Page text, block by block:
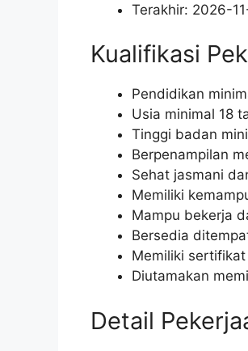
Terakhir: 2026-
Kualifikasi
Pendidikan
Usia minimal 18
Tinggi badan
Berpenampilan
Sehat jasmani
Memiliki
Mampu bekerja
Bersedia
Memiliki
Diutamakan
Detail